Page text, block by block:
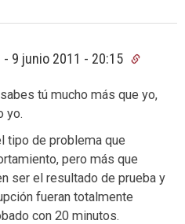
- 9 junio 2011 - 20:15
tú mucho más que yo,
yo.
tipo de problema que
pero más que
ser el resultado de prueba y
fueran totalmente
con 20 minutos.